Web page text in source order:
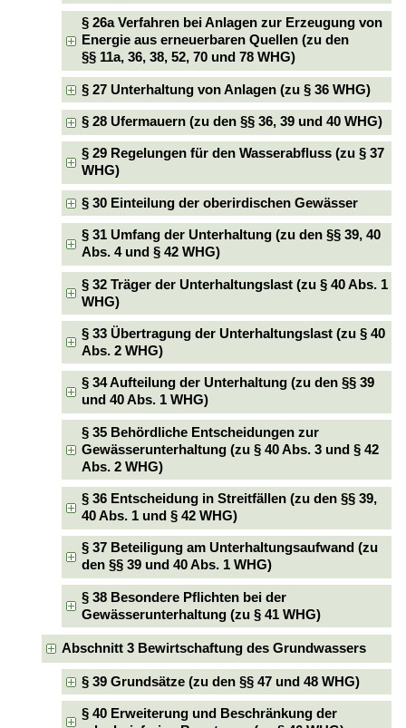
§ 26a Verfahren bei Anlagen zur Erzeugung von
Energie aus erneuerbaren Quellen (zu den
§§ 11a, 36, 38, 52, 70 und 78 WHG)
§ 27 Unterhaltung von Anlagen (zu § 36 WHG)
§ 28 Ufermauern (zu den §§ 36, 39 und 40 WHG)
§ 29 Regelungen für den Wasserabfluss (zu § 37
WHG)
§ 30 Einteilung der oberirdischen Gewässer
§ 31 Umfang der Unterhaltung (zu den §§ 39, 40
Abs. 4 und § 42 WHG)
§ 32 Träger der Unterhaltungslast (zu § 40 Abs. 1
WHG)
§ 33 Übertragung der Unterhaltungslast (zu § 40
Abs. 2 WHG)
§ 34 Aufteilung der Unterhaltung (zu den §§ 39
und 40 Abs. 1 WHG)
§ 35 Behördliche Entscheidungen zur
Gewässerunterhaltung (zu § 40 Abs. 3 und § 42
Abs. 2 WHG)
§ 36 Entscheidung in Streitfällen (zu den §§ 39,
40 Abs. 1 und § 42 WHG)
§ 37 Beteiligung am Unterhaltungsaufwand (zu
den §§ 39 und 40 Abs. 1 WHG)
§ 38 Besondere Pflichten bei der
Gewässerunterhaltung (zu § 41 WHG)
Abschnitt 3 Bewirtschaftung des Grundwassers
§ 39 Grundsätze (zu den §§ 47 und 48 WHG)
§ 40 Erweiterung und Beschränkung der